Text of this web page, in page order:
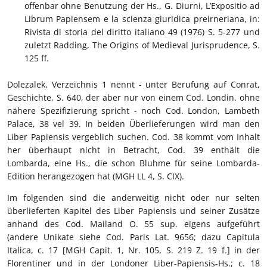
offenbar ohne Benutzung der Hs., G. Diurni, L’Expositio ad
Librum Papiensem e la scienza giuridica preirneriana, in:
Rivista di storia del diritto italiano 49 (1976) S. 5-277 und
zuletzt Radding, The Origins of Medieval Jurisprudence, S.
125 ff.
Dolezalek, Verzeichnis 1 nennt - unter Berufung auf Conrat,
Geschichte, S. 640, der aber nur von einem Cod. Londin. ohne
nähere Spezifizierung spricht - noch Cod. London, Lambeth
Palace, 38 vel 39. In beiden Überlieferungen wird man den
Liber Papiensis vergeblich suchen. Cod. 38 kommt vom Inhalt
her überhaupt nicht in Betracht, Cod. 39 enthält die
Lombarda, eine Hs., die schon Bluhme für seine Lombarda-
Edition herangezogen hat (MGH LL 4, S. CIX).
Im folgenden sind die anderweitig nicht oder nur selten
überlieferten Kapitel des Liber Papiensis und seiner Zusätze
anhand des Cod. Mailand O. 55 sup. eigens aufgeführt
(andere Unikate siehe Cod. Paris Lat. 9656; dazu Capitula
Italica, c. 17 [MGH Capit. 1, Nr. 105, S. 219 Z. 19 f.] in der
Florentiner und in der Londoner Liber-Papiensis-Hs.; c. 18